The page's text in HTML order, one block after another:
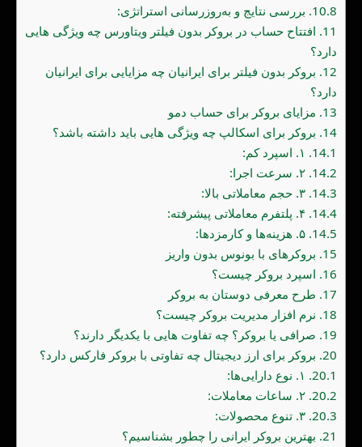
10.8. بررسی نتایج و به‌روزرسانی استراتژی:
11. افتتاح حساب در بروکر بدون فیلتر ویتاورس چه ویژگی هایی
دارد؟
12. بروکر بدون فیلتر برای ایرانیان چه مزایایی برای ایرانیان
دارد؟
13. مزایای بروکر برای حساب دمو
14. بروکر برای اسکالپ چه ویژگی هایی باید داشته باشد؟
14.1.
14.2.
14.3.
14.4.
14.5.
15. بروکرهای با بونوس بدون واریز
16. اسپرد بروکر چیست؟
17. طرح معرفی دوستان به بروکر
18. نرم افزار مدیریت بروکر چیست؟
19. صرافی یا بروکر؟ چه تفاوت هایی با یکدیگر دارند؟
20. بروکر برای ارز دیجیتال چه تفاوتی با بروکر فارکس دارد؟
20.1.
20.2.
20.3.
21. بهترین بروکر ایرانی را چطور بشناسیم؟